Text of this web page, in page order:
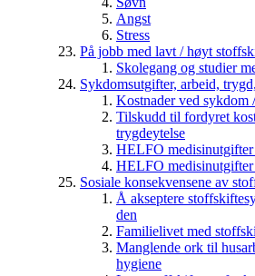
Angst
Stress
På jobb med lavt / høyt
Skolegang og studier
Sykdomsutgifter, arbeid,
Kostnader ved sykdom
Tilskudd til fordyret
trygdeytelse
HELFO medisinutgifter
HELFO medisinutgifter
Sosiale konsekvensene av
Å akseptere
den
Familielivet med
Manglende ork til
hygiene